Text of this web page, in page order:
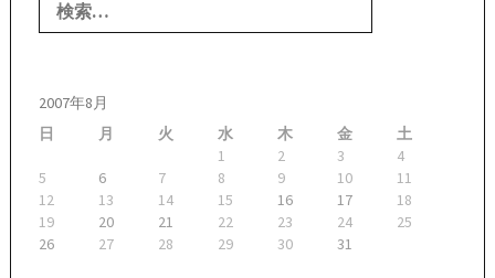
索:
2007年8月
日
月 火 水 木 金
土
1
2 3
4
5
6 7 8 9 10
11
12
13 14 15 16 17
18
19
20 21 22 23 24
25
26
27 28 29 30 31